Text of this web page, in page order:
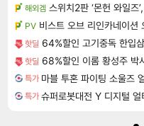
해외겜 스위치2판 ‘몬헌 와일
PV 비스트 오브 리인카네이션
핫딜 64%할인 고기중독 한입
핫딜 68%할인 이롬 황성주
특가
특가